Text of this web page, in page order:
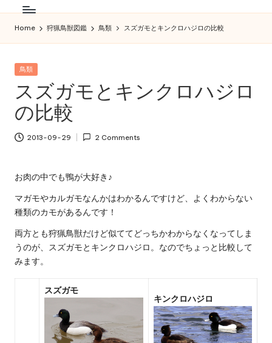
理
食
材
ハ
ン
ー
へ
の
道
Home 狩猟鳥獣図鑑 鳥類 スズガモとキンクロハジロの比較
Posted
鳥類
スズガモとキンクロハジロ
の比較
2013-09-29 2 Comments
お肉の中でも鴨が大好き♪
マガモやカルガモなんかはわかるんですけど、よくわからない
種類のカモがあるんです！
両方とも狩猟鳥獣だけど似ててどっちかわからなくなってしま
うのが、スズガモとキンクロハジロ。なのでちょっと比較して
みます。
スズガモ
キンクロハジロ